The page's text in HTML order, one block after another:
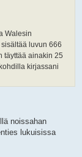
Walesin
luvun 666
täyttää ainakin 25
kirjassani
noissahan
lukuisissa